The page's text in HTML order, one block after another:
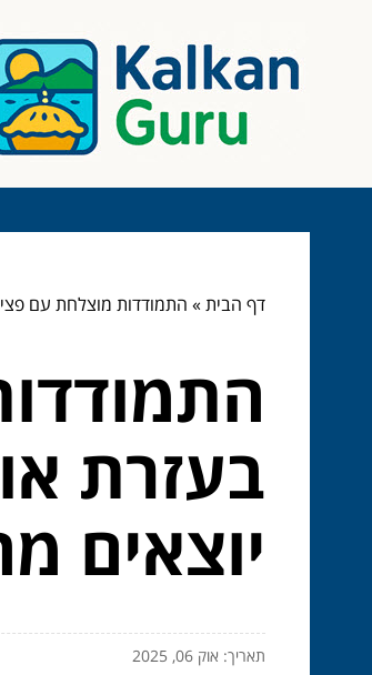
דף הבית» התמודדות מוצלחת עם
בעזרת
יוצאים
תאריך: אוק 06, 2025